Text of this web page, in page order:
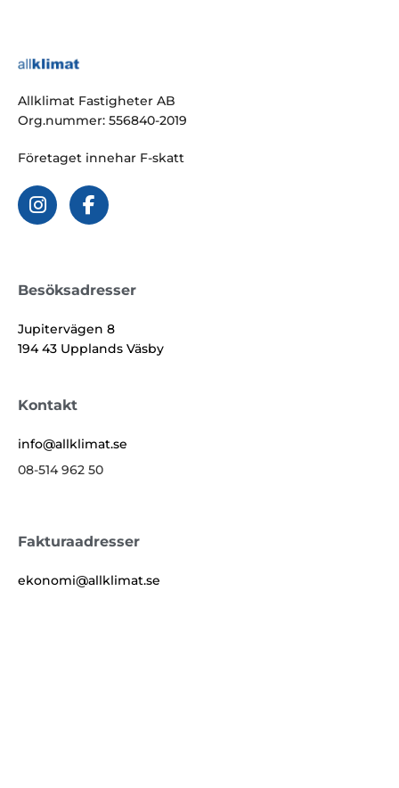
Allklimat Fastigheter AB
Org.nummer: 556840-2019
Företaget innehar F-skatt
Besöksadresser
Jupitervägen 8
194 43 Upplands Väsby
Kontakt
info@allklimat.se
08-514 962 50
Fakturaadresser
ekonomi@allklimat.se